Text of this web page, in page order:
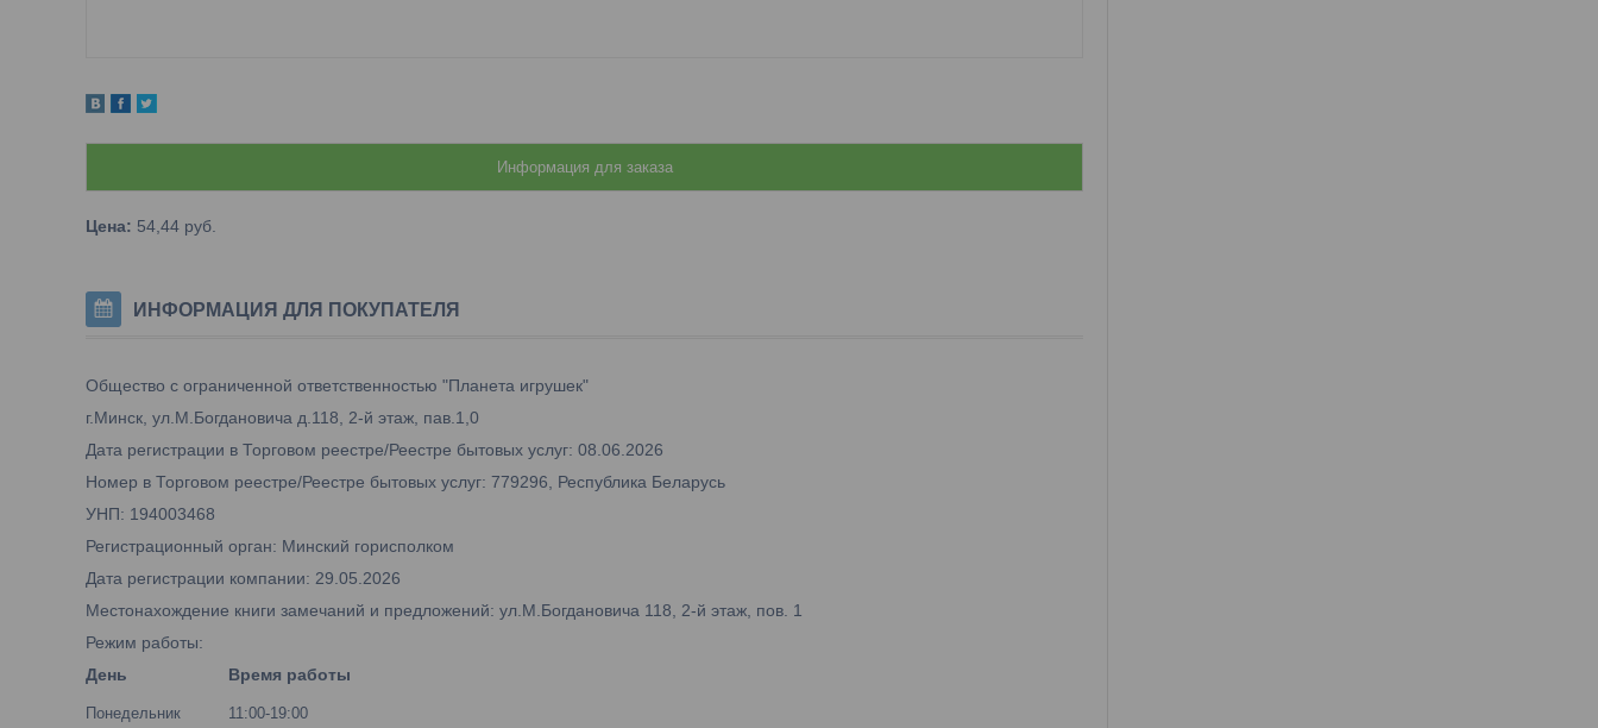
Информация для заказа
Цена: 54,44 руб.
ИНФОРМАЦИЯ ДЛЯ ПОКУПАТЕЛЯ
Общество с ограниченной ответственностью "Планета игрушек"
г.Минск, ул.М.Богдановича д.118, 2-й этаж, пав.1,0
Дата регистрации в Торговом реестре/Реестре бытовых услуг: 08.06.2026
Номер в Торговом реестре/Реестре бытовых услуг: 779296, Республика Беларусь
УНП: 194003468
Регистрационный орган: Минский горисполком
Дата регистрации компании: 29.05.2026
Местонахождение книги замечаний и предложений: ул.М.Богдановича 118, 2-й этаж, пов. 1
Режим работы:
День
Время работы
Понедельник
11:00-19:00